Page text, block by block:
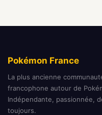
Pokémon France
La plus ancienne
francophone autour de
Indépendante, passionnée,
toujours.